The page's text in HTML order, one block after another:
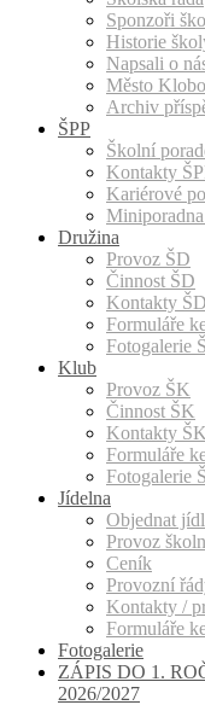
Sponzoři
Historie
Napsali o
Město
Archiv
ŠPP
Školní
Kontakty
Kariérové
Družina
Provoz ŠD
Činnost ŠD
Kontakty ŠD
Formuláře
Fotogalerie
Klub
Provoz ŠK
Činnost ŠK
Kontakty ŠK
Formuláře
Fotogalerie
Jídelna
Objednat
Provoz
Ceník
Provozní
Kontakty /
Formuláře
Fotogalerie
ZÁPIS DO 1.
2026/2027